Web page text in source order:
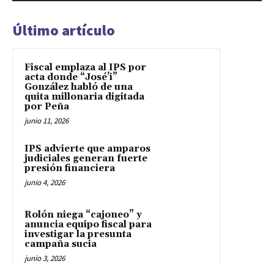
Último artículo
Fiscal emplaza al IPS por
acta donde “José’i”
González habló de una
quita millonaria digitada
por Peña
junio 11, 2026
IPS advierte que amparos
judiciales generan fuerte
presión financiera
junio 4, 2026
Rolón niega “cajoneo” y
anuncia equipo fiscal para
investigar la presunta
campaña sucia
junio 3, 2026